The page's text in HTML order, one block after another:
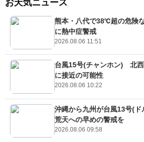
お天気ニュース
熊本・八代で38℃超の危険
に熱中症警戒
2026.08.06 11:51
台風15号(チャンホン) 北西
に接近の可能性
2026.08.06 10:22
沖縄から九州が台風13号(
荒天への早めの警戒を
2026.08.06 09:58